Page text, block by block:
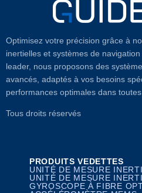
Optimisez votre précision grâce à
inertielles et systèmes de
leader, nous proposons des
avancés, adaptés à vos besoins
performances optimales dans
Tous droits réservés
PRODUITS VEDETTES
UNITÉ DE MESURE
UNITÉ DE MESURE
GYROSCOPE À FIBRE